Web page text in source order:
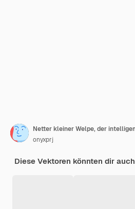
Netter kleiner Welpe, der
onyxprj
Diese Vektoren könnten dir